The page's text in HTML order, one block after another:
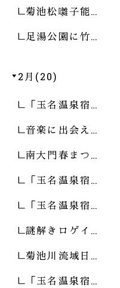
菊池松囃子能…
足湯公園に竹…
2月(20)
「玉名温泉宿…
音楽に出会え…
南大門春まつ…
「玉名温泉宿…
「玉名温泉宿…
謎解きロゲイ…
菊池川流域日…
「玉名温泉宿…